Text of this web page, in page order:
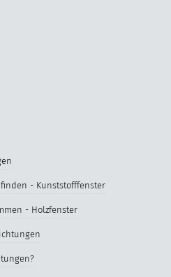
- Kunststofffenster
- Holzfenster